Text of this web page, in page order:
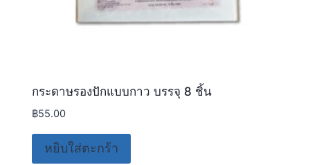
กระดาษรองปักแบบกาว บรรจุ 8 ชิ้น
฿55.00
หยิบใส่ตะกร้า